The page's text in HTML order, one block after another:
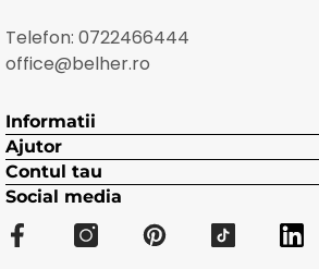
Telefon: 0722466444
office@belher.ro
Informatii
Ajutor
Contul tau
Social media